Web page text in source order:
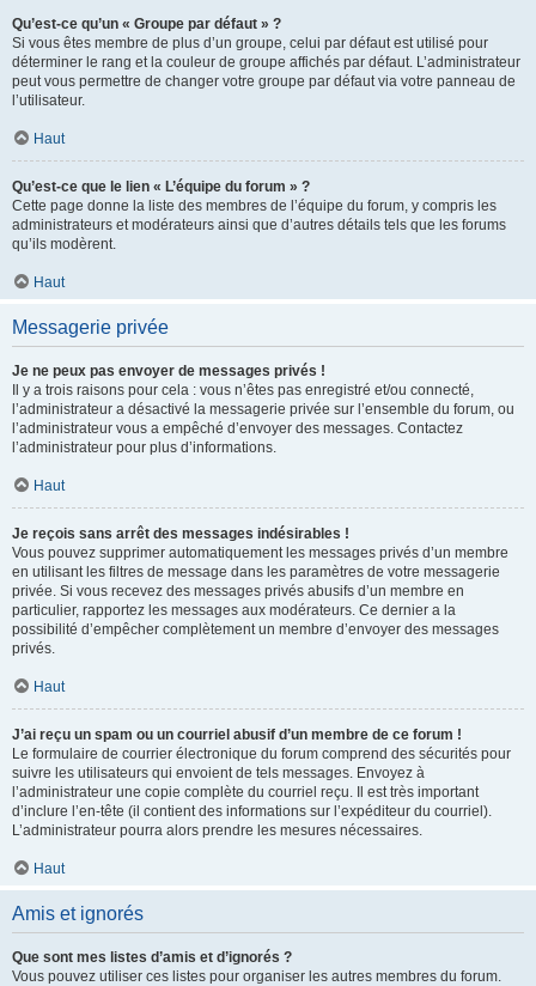
Qu’est-ce qu’un « Groupe par défaut » ?
Si vous êtes membre de plus d’un groupe, celui par défaut est utilisé pour
déterminer le rang et la couleur de groupe affichés par défaut. L’administrateur
peut vous permettre de changer votre groupe par défaut via votre panneau de
l’utilisateur.
Haut
Qu’est-ce que le lien « L’équipe du forum » ?
Cette page donne la liste des membres de l’équipe du forum, y compris les
administrateurs et modérateurs ainsi que d’autres détails tels que les forums
qu’ils modèrent.
Haut
Messagerie privée
Je ne peux pas envoyer de messages privés !
Il y a trois raisons pour cela : vous n’êtes pas enregistré et/ou connecté,
l’administrateur a désactivé la messagerie privée sur l’ensemble du forum, ou
l’administrateur vous a empêché d’envoyer des messages. Contactez
l’administrateur pour plus d’informations.
Haut
Je reçois sans arrêt des messages indésirables !
Vous pouvez supprimer automatiquement les messages privés d’un membre
en utilisant les filtres de message dans les paramètres de votre messagerie
privée. Si vous recevez des messages privés abusifs d’un membre en
particulier, rapportez les messages aux modérateurs. Ce dernier a la
possibilité d’empêcher complètement un membre d’envoyer des messages
privés.
Haut
J’ai reçu un spam ou un courriel abusif d’un membre de ce forum !
Le formulaire de courrier électronique du forum comprend des sécurités pour
suivre les utilisateurs qui envoient de tels messages. Envoyez à
l’administrateur une copie complète du courriel reçu. Il est très important
d’inclure l’en-tête (il contient des informations sur l’expéditeur du courriel).
L’administrateur pourra alors prendre les mesures nécessaires.
Haut
Amis et ignorés
Que sont mes listes d’amis et d’ignorés ?
Vous pouvez utiliser ces listes pour organiser les autres membres du forum.